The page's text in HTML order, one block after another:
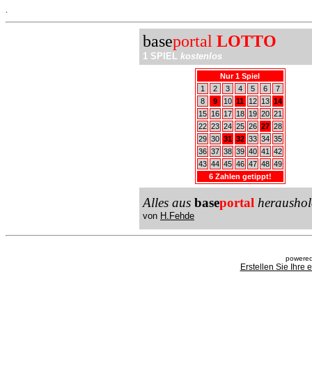
baseportal LOTTO
1 SPIEL kostenlos
Nur 1 Spiel
1
2 3 4 5 6
7
8
9 10 11 12 13 14
15
16 17 18 19 20 21
22 23 24 25 26 27 28
29 30 31 32 33 34 35
36 37 38 39 40 41
42
43 44 45 46 47 48 49
6 Zahlen getippt!
Alles aus baseportal
von H.Fehde
Erstellen Sie Ihre